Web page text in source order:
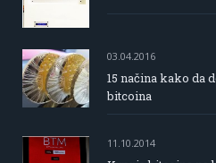
03.04.2016
15 načina kako da
bitcoina
11.10.2014